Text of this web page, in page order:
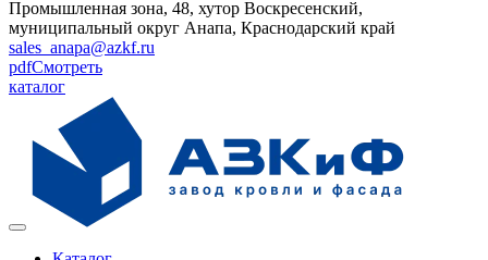
Промышленная зона, 48, хутор Воскресенский,
муниципальный округ Анапа, Краснодарский край
sales_anapa@azkf.ru
pdfСмотреть
каталог